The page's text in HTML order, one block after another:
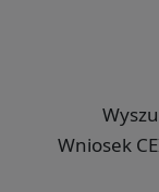
Wniosek